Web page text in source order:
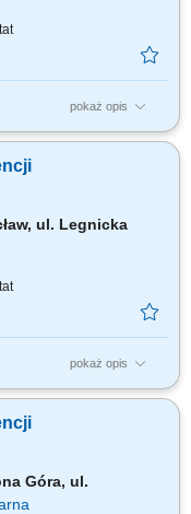
pokaż opis
i zarządzanie
portfela
wsparcia
ul. Legnicka
pokaż opis
i zarządzanie
portfela
wsparcia
Góra, ul.